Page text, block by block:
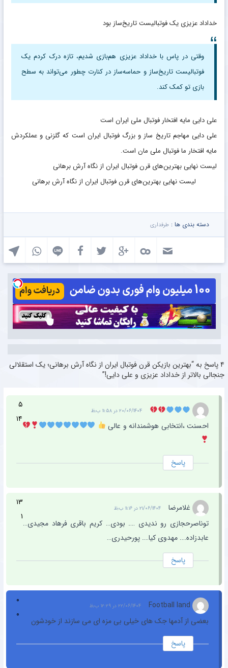
خداداد عزیزی یک فوتبالیست تاریخ‌ساز بود
وقتی در پاس با خداداد عزیزی هم‌بازی شدیم، تازه درک کردم یک
فوتبالیست تاریخ‌ساز و حماسه‌ساز در کنارت چطور می‌تواند به سطح
بازی تو کمک کند.
علی دایی مایه افتخار فوتبال ملی ایران است
علی دایی مهاجم تاریخ ساز و بزرگ فوتبال ایران است که گلزنی و عملکردش
مایه افتخار ما فوتبال ملی مان است.
لیست نهایی بهترین‌های قرن فوتبال ایران از نگاه آرش برهانی
لیست نهایی بهترین‌های قرن فوتبال ایران از نگاه آرش برهانی
دسته بندی ها : طرفداری
۴ پاسخ به “بهترین بازیکن قرن فوتبال ایران از نگاه آرش برهانی؛ یک استقلالی
جنجالی بالاتر از خداداد عزیزی و علی دایی!”
۲۰/۰۶/۱۴۰۴ در ۱۱:۵۸ ب٫ظ
۵
۱۴
احسنت ،انتخابی هوشمندانه و عالی
پاسخ
غلامرضا ۲۱/۰۶/۱۴۰۴ در ۱۱:۱۶ ب٫ظ
۱۳
۱
توناصرحجازی رو ندیدی …. بودی… کریم باقری فرهاد مجیدی…
عابدزاده…. مهدوی کیا…. پورحیدری…
پاسخ
Football land ۲۲/۰۶/۱۴۰۴ در ۱۲:۲۹ ب٫ظ
۰
۰
بعضی از آدمها جک های خیلی بی مزه ای می سازند از خودشون
پاسخ